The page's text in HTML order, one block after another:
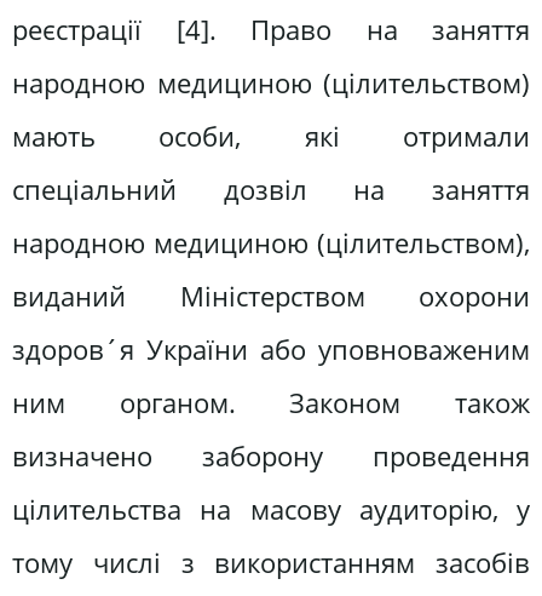
реєстрації [4]. Право на заняття
народною медициною (цілительством)
мають особи, які отримали
спеціальний дозвіл на заняття
народною медициною (цілительством),
виданий Міністерством охорони
здоров´я України або уповноваженим
ним органом. Законом також
визначено заборону проведення
цілительства на масову аудиторію, у
тому числі з використанням засобів